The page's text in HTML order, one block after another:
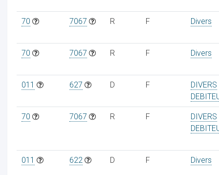
70 7067 R F Divers
70 7067 R F Divers
011 627 D F
DIVERS
70 7067 R F
DIVERS
011 622 D F Divers